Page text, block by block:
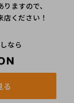
ますので、
ください！
なら
る